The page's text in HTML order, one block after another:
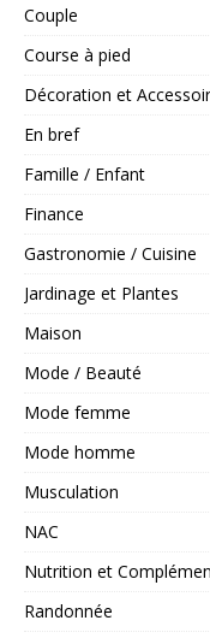
Couple
Course à pied
Décoration et
En bref
Famille / Enfant
Finance
Gastronomie / Cuisine
Jardinage et Plantes
Maison
Mode / Beauté
Mode femme
Mode homme
Musculation
NAC
Nutrition et
Randonnée